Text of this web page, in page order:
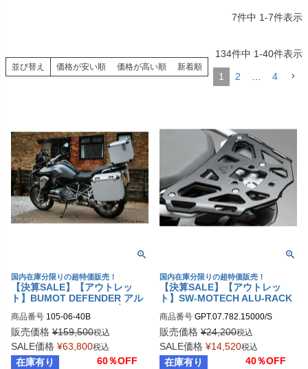
7件中 1-7件表示
並び替え 価格が安い順 価格が高い順 新着順
134件中 1-40件表示
1 2 … 4
国内在庫分限りの超特価販売！
【決算SALE】【アウトレッ
ト】BUMOT DEFENDER アル
ク BMW R1250GS/R1200GS L
C (2013-)
商品番号 105-06-40B
販売価格 ¥159,500税込
SALE価格 ¥63,800税込
在庫有り 60％OFF
国内在庫分限りの超特価販売！
【決算SALE】【アウトレッ
ト】SW-MOTECH ALU-RACK
水冷モデル (13-17) / R1200GS
Adv (14-17) シルバー
商品番号 GPT.07.782.15000/S
sw_GPT_07_782_15000S
販売価格 ¥24,200税込
SALE価格 ¥14,520税込
在庫有り 40％OFF